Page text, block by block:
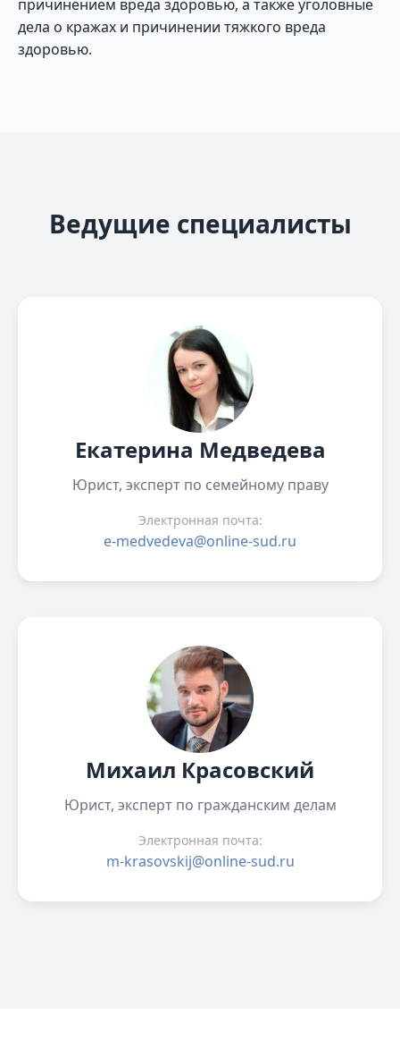
причинением вреда здоровью, а также уголовные
дела о кражах и причинении тяжкого вреда
здоровью.
Ведущие специалисты
Екатерина Медведева
Юрист, эксперт по семейному праву
Электронная почта:
e-medvedeva@online-sud.ru
Михаил Красовский
Юрист, эксперт по гражданским делам
Электронная почта:
m-krasovskij@online-sud.ru